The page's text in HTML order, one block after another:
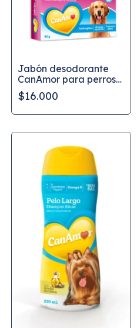
Jabón desodorante
CanAmor para perros
90 g
$16.000